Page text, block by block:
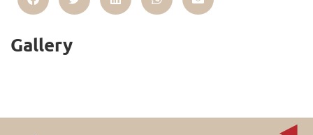
Gallery